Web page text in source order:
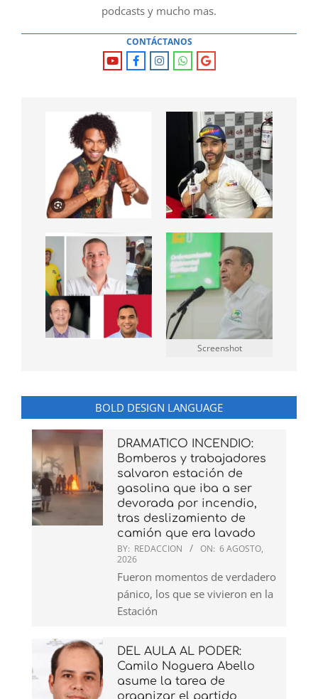
podcasts y mucho mas.
CONTÁCTANOS
Screenshot
BOLD DESIGN LANGUAGE
DRAMATICO INCENDIO:
Bomberos y trabajadores
salvaron estación de
gasolina que iba a ser
devorada por incendio,
tras deslizamiento de
camión que era lavado
BY: REDACCION ON: 6 AGOSTO,
2026
Fueron momentos de verdadero
pánico, los que se vivieron en la
Estación
DEL AULA AL PODER:
Camilo Noguera Abello
asume la tarea de
organizar el partido